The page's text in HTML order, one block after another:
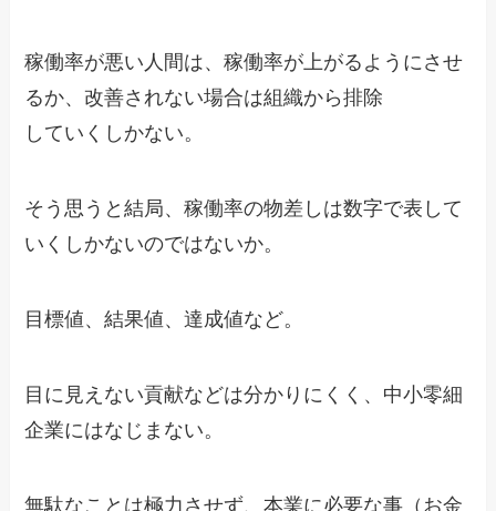
稼働率が悪い人間は、稼働率が上がるようにさせ
るか、改善されない場合は組織から排除
していくしかない。
そう思うと結局、稼働率の物差しは数字で表して
いくしかないのではないか。
目標値、結果値、達成値など。
目に見えない貢献などは分かりにくく、中小零細
企業にはなじまない。
無駄なことは極力させず、本業に必要な事（お金